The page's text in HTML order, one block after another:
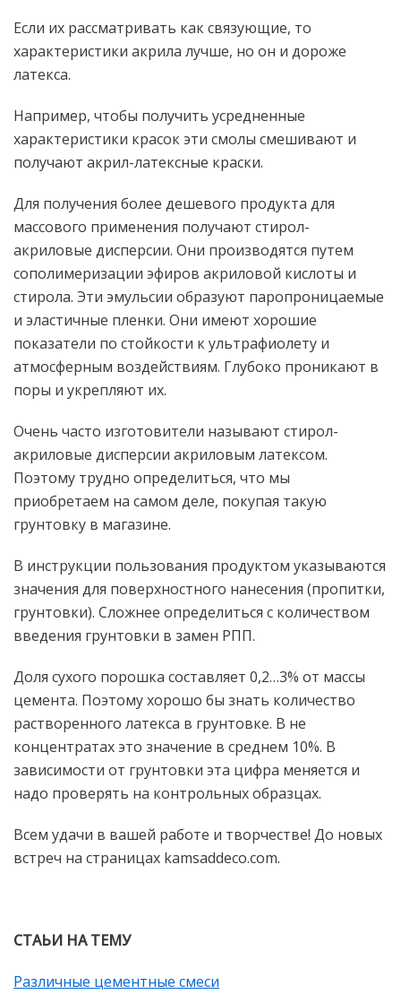
Если их рассматривать как связующие, то
характеристики акрила лучше, но он и дороже
латекса.
Например, чтобы получить усредненные
характеристики красок эти смолы смешивают и
получают акрил-латексные краски.
Для получения более дешевого продукта для
массового применения получают стирол-
акриловые дисперсии. Они производятся путем
сополимеризации эфиров акриловой кислоты и
стирола. Эти эмульсии образуют паропроницаемые
и эластичные пленки. Они имеют хорошие
показатели по стойкости к ультрафиолету и
атмосферным воздействиям. Глубоко проникают в
поры и укрепляют их.
Очень часто изготовители называют стирол-
акриловые дисперсии акриловым латексом.
Поэтому трудно определиться, что мы
приобретаем на самом деле, покупая такую
грунтовку в магазине.
В инструкции пользования продуктом указываются
значения для поверхностного нанесения (пропитки,
грунтовки). Сложнее определиться с количеством
введения грунтовки в замен РПП.
Доля сухого порошка составляет 0,2…3% от массы
цемента. Поэтому хорошо бы знать количество
растворенного латекса в грунтовке. В не
концентратах это значение в среднем 10%. В
зависимости от грунтовки эта цифра меняется и
надо проверять на контрольных образцах.
Всем удачи в вашей работе и творчестве! До новых
встреч на страницах kamsaddeco.com.
СТАЬИ НА ТЕМУ
Различные цементные смеси